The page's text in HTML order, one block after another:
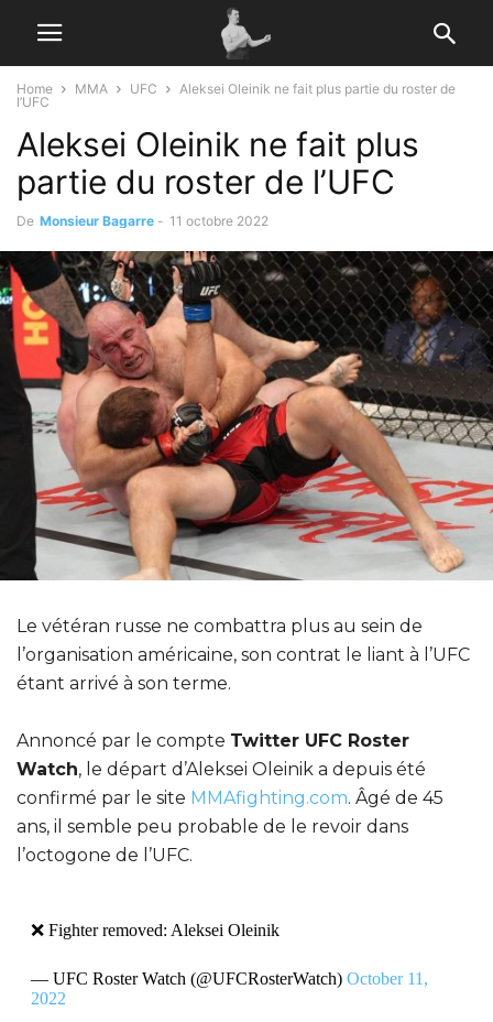
Home MMA UFC
Aleksei Oleinik ne fait plus partie du roster de
l’UFC
Aleksei Oleinik ne fait plus
partie du roster de l’UFC
De Monsieur Bagarre - 11 octobre 2022
Le vétéran russe ne combattra plus au sein de
l’organisation américaine, son contrat le liant à l’UFC
étant arrivé à son terme.
Annoncé par le compte Twitter UFC Roster
Watch, le départ d’Aleksei Oleinik a depuis été
confirmé par le site MMAfighting.com. Âgé de 45
ans, il semble peu probable de le revoir dans
l’octogone de l’UFC.
❌ Fighter removed: Aleksei Oleinik
— UFC Roster Watch (@UFCRosterWatch) October 11,
2022